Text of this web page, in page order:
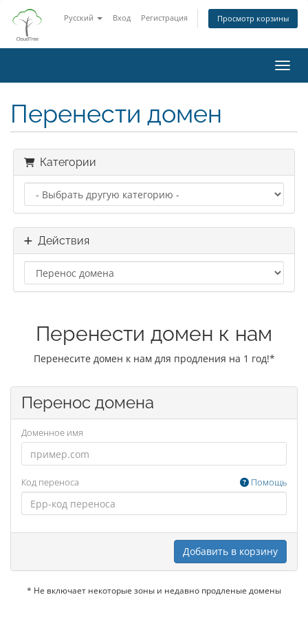
Русский Вход Регистрация Просмотр корзины
Перенести домен
Категории
Действия
Перенести домен к нам
Перенесите домен к нам для продления на 1 год!*
Перенос домена
Доменное имя
Код переноса Помощь
Добавить в корзину
* Не включает некоторые зоны и недавно продленые домены